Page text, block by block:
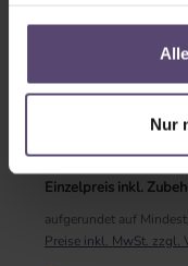
gesammelt haben.
Nur
Konfiguration
Einzelpreis inkl.
aufgerundet auf
Preise inkl. MwSt. zzgl.